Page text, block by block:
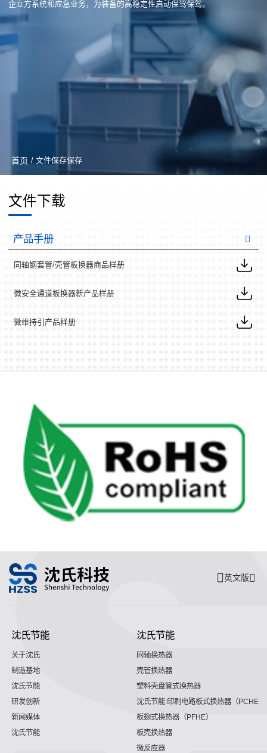
企立方系统和应急业务，为装备的高稳定性启动保驾保驾。
首页 / 文件保存保存
文件下载
产品手册
同轴钢套管/壳管板换器商品样册
微安全通道板换器新产品样册
微维持引产品样册
英文版
沈氏节能
关于沈氏
制造基地
沈氏节能
研发创新
新闻媒体
沈氏节能
沈氏节能
同轴换热器
壳管换热器
塑料壳盘管式换热器
沈氏节能:印刷电路板式换热器（PCHE）
板翅式换热器（PFHE）
板壳换热器
微反应器